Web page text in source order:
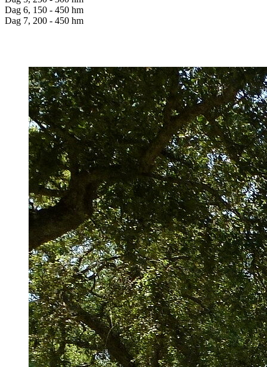
Dag 6, 150 - 450 hm
Dag 7, 200 - 450 hm